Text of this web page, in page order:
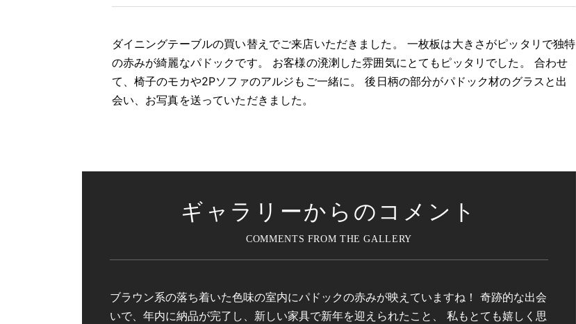
ダイニングテーブルの買い替えでご来店いただきました。 一枚板は大きさがピッタリで独特
の赤みが綺麗なパドックです。 お客様の溌溂した雰囲気にとてもピッタリでした。 合わせ
て、椅子のモカや2Pソファのアルジもご一緒に。 後日柄の部分がパドック材のグラスと出
会い、お写真を送っていただきました。
ギャラリーからのコメント
ブラウン系の落ち着いた色味の室内にパドックの赤みが映えていますね！ 奇跡的な出会
いで、年内に納品が完了し、新しい家具で新年を迎えられたこと、 私もとても嬉しく思